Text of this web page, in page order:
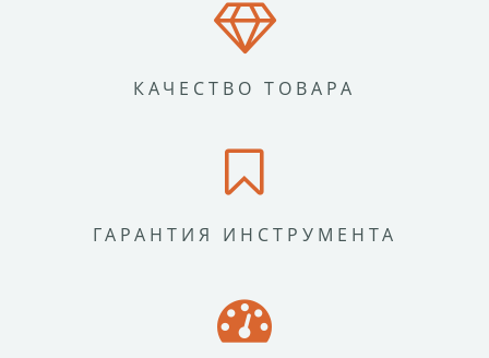
КАЧЕСТВО ТОВАРА
ГАРАНТИЯ ИНСТРУМЕНТА